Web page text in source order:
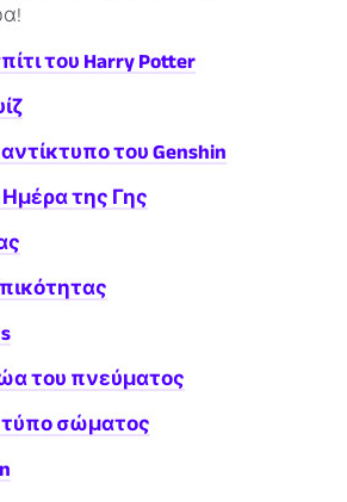
του Harry Potter
αντίκτυπο του Genshin
Ημέρα της Γης
του πνεύματος
τύπο σώματος